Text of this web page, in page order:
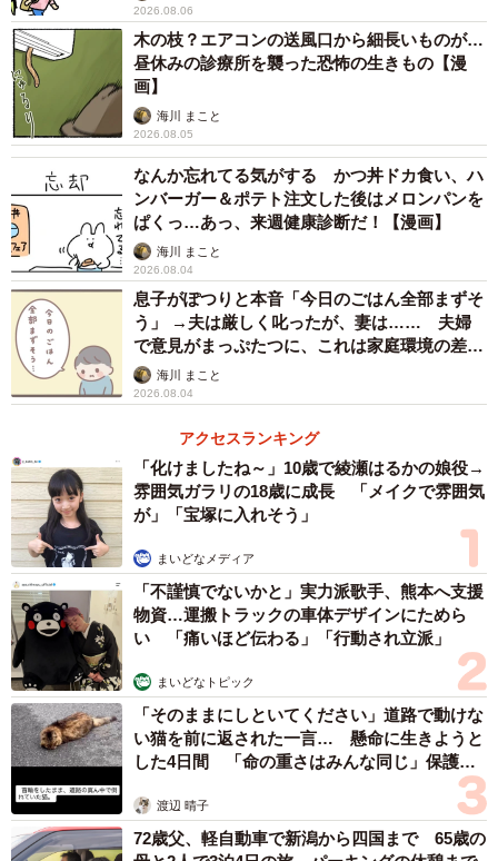
3/13
治療費が払えないゆうさんのためにお金をかき集める！（ゆう｜ノープ
ロブレムキャットさん提供）
母「どっかから見てた？」
ー同作で描かれた状況を詳しく教えて下さい。
夕方6時ごろ、夜ご飯の準備をしていたのですが…その日は
豚汁を作ろうとしていて、人参を切っている時に、新調し
2026.08.06
木の枝？エアコンの送風口から細長いものが…
昼休みの診療所を襲った恐怖の生きもの【漫
画】
海川 まこと
2026.08.05
なんか忘れてる気がする かつ丼ドカ食い、ハ
ンバーガー＆ポテト注文した後はメロンパンを
ぱくっ…あっ、来週健康診断だ！【漫画】
海川 まこと
2026.08.04
息子がぽつりと本音「今日のごはん全部まずそ
う」 →夫は厳しく叱ったが、妻は…… 夫婦
で意見がまっぷたつに、これは家庭環境の差？
【漫画】
海川 まこと
2026.08.04
アクセスランキング
「化けましたね～」10歳で綾瀬はるかの娘役→
雰囲気ガラリの18歳に成長 「メイクで雰囲気
が」「宝塚に入れそう」
まいどなメディア
「不謹慎でないかと」実力派歌手、熊本へ支援
物資…運搬トラックの車体デザインにためら
い 「痛いほど伝わる」「行動され立派」
まいどなトピック
「そのままにしといてください」道路で動けな
い猫を前に返された一言… 懸命に生きようと
した4日間 「命の重さはみんな同じ」保護団
渡辺 晴子
72歳父、軽自動車で新潟から四国まで 65歳の